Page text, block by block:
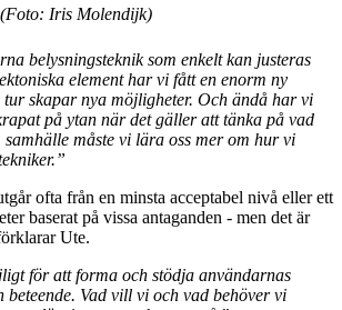
Iris Molendijk)
belysningsteknik som enkelt kan justeras
elementhar vi fått en enorm ny
skapar nya möjligheter. Och ändå har vi
på ytan när det gäller att tänka på vad
måste vi lära oss mer om hur vi
ofta från en minsta acceptabel nivå eller ett
baserat på vissa antaganden - men det är
Ute.
för att forma och stödja användarnas
beteende. Vad vill vi och vad behöver vi